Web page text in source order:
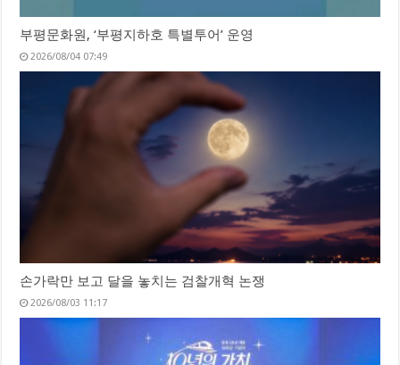
부평문화원, ‘부평지하호 특별투어’ 운영
2026/08/04 07:49
손가락만 보고 달을 놓치는 검찰개혁 논쟁
2026/08/03 11:17